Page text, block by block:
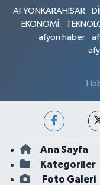
AFYONKARAHİSAR
EKONOMİ
afyon haber
Ana Sayfa
Kategoriler
Foto Galeri